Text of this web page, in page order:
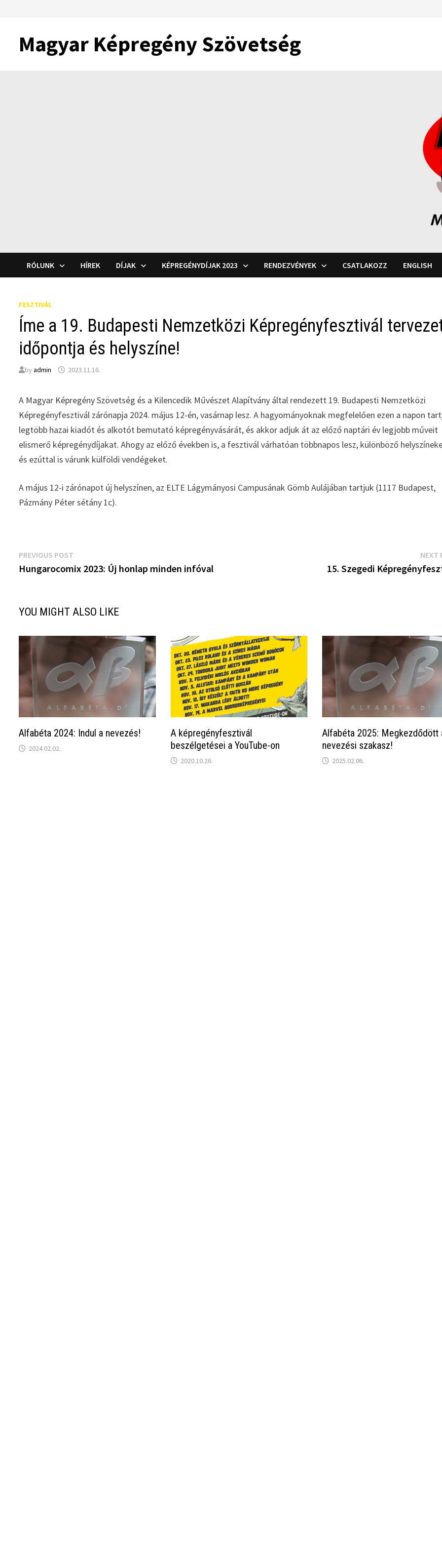
Magyar Képregény Szövetség
RÓLUNK HÍREK DÍJAK KÉPREGÉNYDÍJAK 2023 RENDEZVÉNYEK CSATLAKOZZ ENGLISH
FESZTIVÁL
Íme a 19. Budapesti Nemzetközi Képregényfesztivál
időpontja és helyszíne!
byadmin 2023.11.16.
A Magyar Képregény Szövetség és a Kilencedik Művészet Alapítvány által rendezett 19. Budapesti Nemzetközi
Képregényfesztivál zárónapja 2024. május 12-én, vasárnap lesz. A hagyományoknak megfelelően ezen a napon
legtöbb hazai kiadót és alkotót bemutató képregényvásárát, és akkor adjuk át az előző naptári év legjobb műveit
elismerő képregénydíjakat. Ahogy az előző években is, a fesztivál várhatóan többnapos lesz, különböző
és ezúttal is várunk külföldi vendégeket.
A május 12-i zárónapot új helyszínen, az ELTE Lágymányosi Campusának Gömb Aulájában tartjuk (1117 Budapest,
Pázmány Péter sétány 1c).
Bejegyzés
navigáció
PREVIOUS POST
post:
Hungarocomix 2023: Új honlap minden infóval
NEXT
15. Szegedi
YOU MIGHT ALSO LIKE
Alfabéta 2024: Indul a nevezés!
2024.02.02.
A képregényfesztivál
beszélgetései a YouTube-on
2020.10.26.
Alfabéta 2025: Megkezdődött
nevezési szakasz!
2025.02.06.